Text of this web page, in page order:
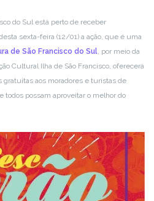
do Sul está perto de receber
sexta-feira (12/01) a ação, que é uma
de São Francisco do Sul, por meio da
Cultural Ilha de São Francisco, oferecerá
gratuitas aos moradores e turistas de
todos possam aproveitar o melhor do